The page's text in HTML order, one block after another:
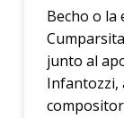
Becho o la
junto al
Infantozzi,